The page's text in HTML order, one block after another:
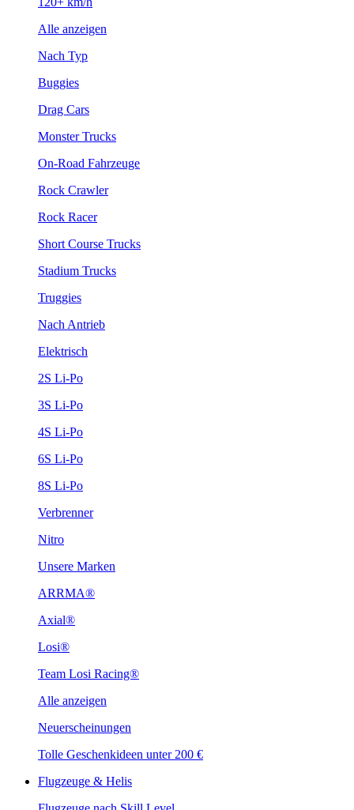
Alle anzeigen
Nach Typ
Buggies
Drag Cars
Monster Trucks
On-Road Fahrzeuge
Rock Crawler
Rock Racer
Short Course Trucks
Stadium Trucks
Truggies
Nach Antrieb
Elektrisch
2S Li-Po
3S Li-Po
4S Li-Po
6S Li-Po
8S Li-Po
Verbrenner
Nitro
Unsere Marken
ARRMA®
Axial®
Losi®
Team Losi Racing®
Alle anzeigen
Neuerscheinungen
Tolle Geschenkideen unter 200 €
Flugzeuge & Helis